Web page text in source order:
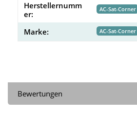
Herstellernumm
er:
AC-Sat-Corner
Marke: AC-Sat-Corner
Bewertungen